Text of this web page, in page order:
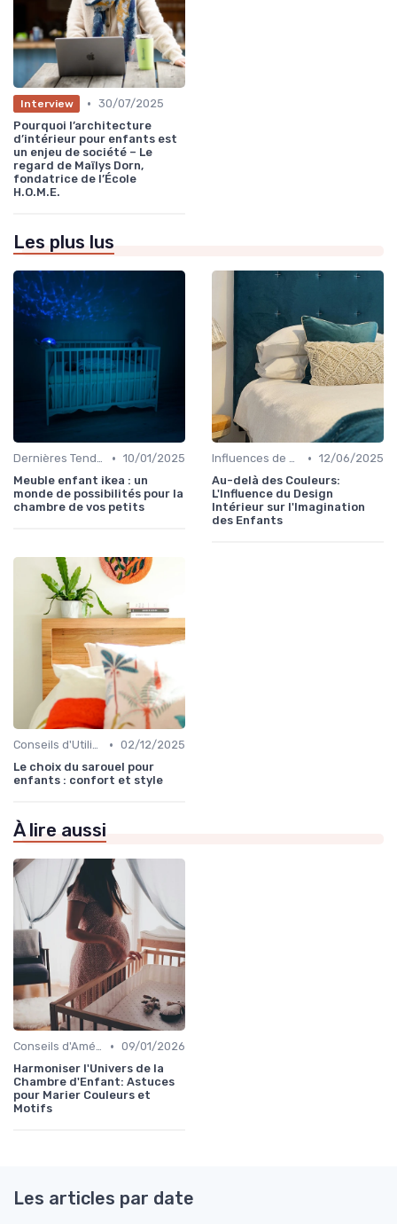
Interview • 30/07/2025
Pourquoi l’architecture
d’intérieur pour enfants est
un enjeu de société – Le
regard de Maïlys Dorn,
fondatrice de l’École
H.O.M.E.
Les plus lus
Dernières Tendances en Meubles pour Enfants • 10/01/2025
Meuble enfant ikea : un
monde de possibilités pour la
chambre de vos petits
Influences de Design Intérieur • 12/06/2025
Au-delà des Couleurs:
L'Influence du Design
Intérieur sur l'Imagination
des Enfants
Conseils d'Utilisation Sécurisée • 02/12/2025
Le choix du sarouel pour
enfants : confort et style
À lire aussi
Conseils d'Aménagement de Chambre d'Enfant • 09/01/2026
Harmoniser l'Univers de la
Chambre d'Enfant: Astuces
pour Marier Couleurs et
Motifs
Les articles par date